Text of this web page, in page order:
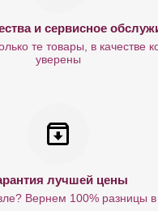
и сервисное
те товары, в качестве
уверены
лучшей цены
Вернем 100% разницы в